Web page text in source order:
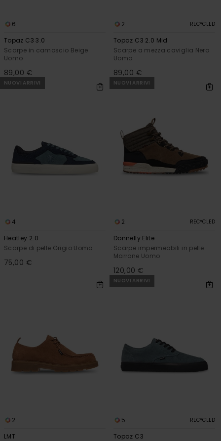
6
Topaz C3 3.0
Scarpe in camoscio Beige
Uomo
89,00 €
2 RECYCLED
Topaz C3 2.0 Mid
Scarpe a mezza caviglia Nero
Uomo
89,00 €
NUOVI ARRIVI
4
Heatley 2.0
Scarpe di pelle Grigio Uomo
75,00 €
NUOVI ARRIVI
2 RECYCLED
Donnelly Elite
Scarpe impermeabili in pelle
Marrone Uomo
120,00 €
2
LMT
NUOVI ARRIVI
5 RECYCLED
Topaz C3